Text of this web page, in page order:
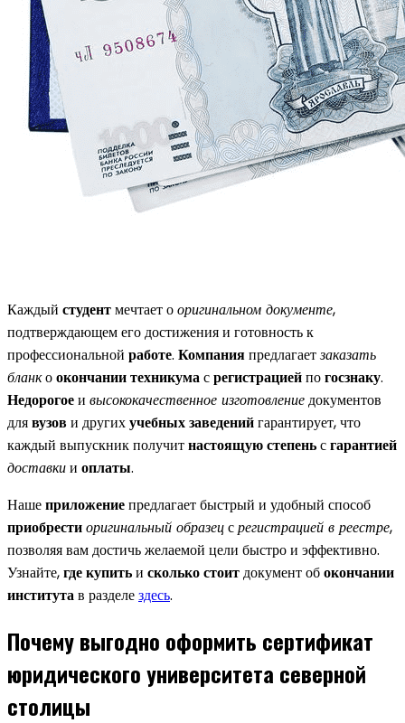
Каждый студентмечтает ооригинальном документе,
подтверждающем его достижения и готовность к
профессиональной работе. Компанияпредлагаетзаказать
бланкоокончаниитехникумасрегистрациейпогосзнаку.
Недорогоеи высококачественное изготовлениедокументов
длявузови другихучебных заведенийгарантирует, что
каждый выпускник получитнастоящую степеньсгарантией
доставкии оплаты.
Нашеприложениепредлагает быстрый и удобный способ
приобрестиоригинальный образецсрегистрацией в реестре,
позволяя вам достичь желаемой цели быстро и эффективно.
Узнайте,где купитьи сколько стоитдокумент обокончании
институтав разделездесь.
Почему выгодно оформить сертификат
юридического университета северной
столицы